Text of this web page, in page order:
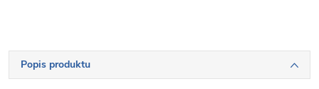
Popis produktu